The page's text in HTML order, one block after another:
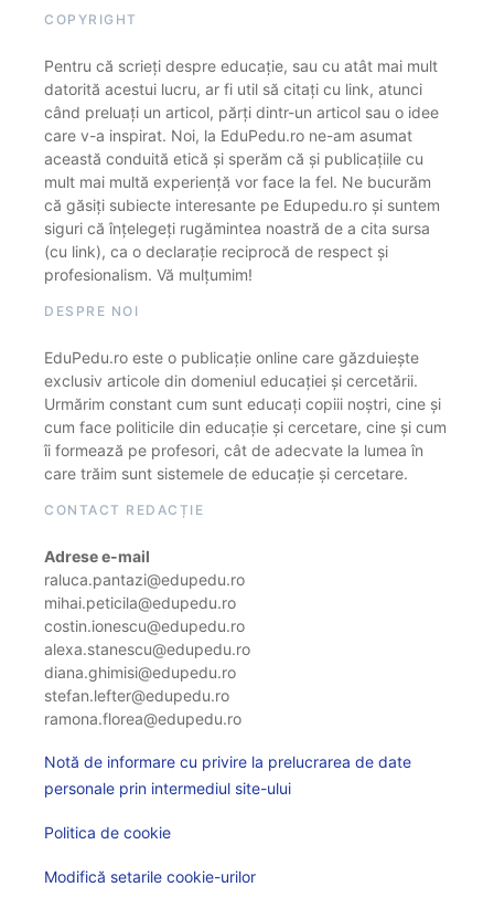
COPYRIGHT
Pentru că scrieți despre educație, sau cu atât mai mult
datorită acestui lucru, ar fi util să citați cu link, atunci
când preluați un articol, părți dintr-un articol sau o idee
care v-a inspirat. Noi, la EduPedu.ro ne-am asumat
această conduită etică și sperăm că și publicațiile cu
mult mai multă experiență vor face la fel. Ne bucurăm
că găsiți subiecte interesante pe Edupedu.ro și suntem
siguri că înțelegeți rugămintea noastră de a cita sursa
(cu link), ca o declarație reciprocă de respect și
profesionalism. Vă mulțumim!
DESPRE NOI
EduPedu.ro este o publicație online care găzduiește
exclusiv articole din domeniul educației și cercetării.
Urmărim constant cum sunt educați copiii noștri, cine și
cum face politicile din educație și cercetare, cine și cum
îi formează pe profesori, cât de adecvate la lumea în
care trăim sunt sistemele de educație și cercetare.
CONTACT REDACȚIE
Adrese e-mail
raluca.pantazi@edupedu.ro
mihai.peticila@edupedu.ro
costin.ionescu@edupedu.ro
alexa.stanescu@edupedu.ro
diana.ghimisi@edupedu.ro
stefan.lefter@edupedu.ro
ramona.florea@edupedu.ro
Notă de informare cu privire la prelucrarea de date
personale prin intermediul site-ului
Politica de cookie
Modifică setarile cookie-urilor